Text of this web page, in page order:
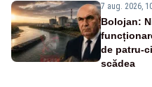
7 aug. 2026,
Bolojan:
de patru-
scădea